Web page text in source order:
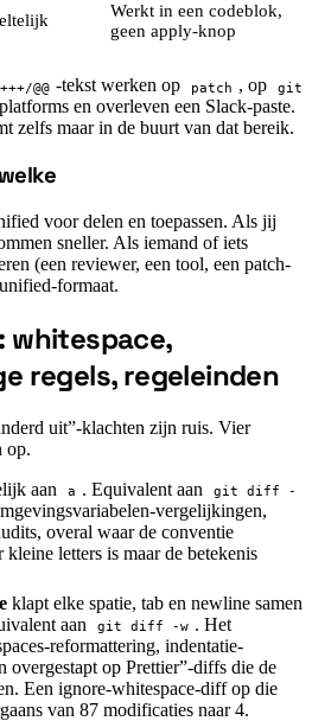
Werkt in een codeblok,
geen apply-knop
@@ -tekst werken op patch , op
git
en overleven een Slack-paste.
zelfs maar in de buurt van dat bereik.
voor delen en toepassen. Als jij
sneller. Als iemand of iets
(een reviewer, een tool, een patch-
formaat.
whitespace,
regels, regeleinden
uit”-klachten zijn ruis. Vier
op.
aan a . Equivalent aan
git diff -
vergelijkingen,
overal waar de conventie
letters is maar de betekenis
klapt elke spatie, tab en newline samen
aan
git diff -w . Het
reformattering, indentatie-
overgestapt op Prettier”-diffs die de
Een ignore-whitespace-diff op die
van 87 modificaties naar 4.